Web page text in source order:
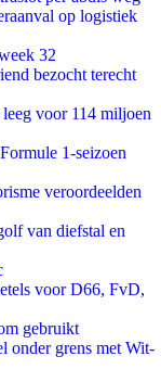
op logistiek
32
bezocht terecht
voor 114 miljoen
1-seizoen
veroordeelden
van diefstal en
voor D66, FvD,
gebruikt
onder grens met Wit-